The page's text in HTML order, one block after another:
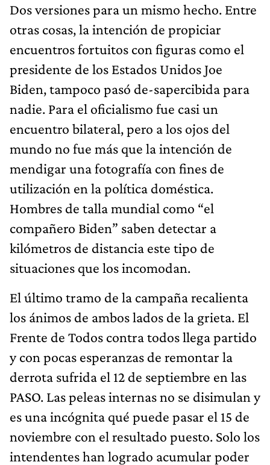
Dos versiones para un mismo hecho. Entre
otras cosas, la intención de propiciar
encuentros fortuitos con figuras como el
presidente de los Estados Unidos Joe
Biden, tampoco pasó de-sapercibida para
nadie. Para el oficialismo fue casi un
encuentro bilateral, pero a los ojos del
mundo no fue más que la intención de
mendigar una fotografía con fines de
utilización en la política doméstica.
Hombres de talla mundial como “el
compañero Biden” saben detectar a
kilómetros de distancia este tipo de
situaciones que los incomodan.
El último tramo de la campaña recalienta
los ánimos de ambos lados de la grieta. El
Frente de Todos contra todos llega partido
y con pocas esperanzas de remontar la
derrota sufrida el 12 de septiembre en las
PASO. Las peleas internas no se disimulan y
es una incógnita qué puede pasar el 15 de
noviembre con el resultado puesto. Solo los
intendentes han logrado acumular poder